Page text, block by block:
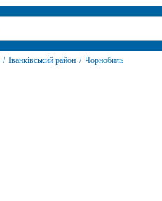
/ Іванківський район / Чорнобиль